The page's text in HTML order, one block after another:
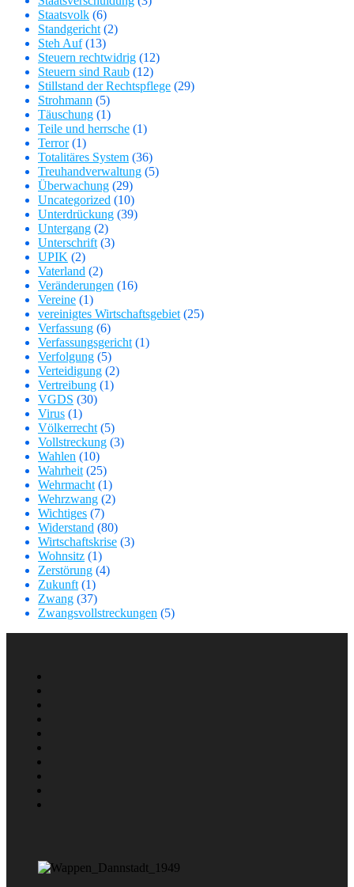
Staatsvolk (6)
Standgericht (2)
Steh Auf(13)
Steuern rechtwidrig (12)
Steuern sind Raub (12)
Stillstand der Rechtspflege (29)
Strohmann (5)
Täuschung (1)
Teile und herrsche (1)
Terror(1)
Totalitäres System (36)
Treuhandverwaltung (5)
Überwachung (29)
Uncategorized (10)
Unterdrückung (39)
Untergang (2)
Unterschrift (3)
UPIK (2)
Vaterland (2)
Veränderungen (16)
Vereine (1)
vereinigtes Wirtschaftsgebiet (25)
Verfassung (6)
Verfassungsgericht (1)
Verfolgung (5)
Verteidigung (2)
Vertreibung (1)
VGDS (30)
Virus (1)
Völkerrecht (5)
Vollstreckung (3)
Wahlen (10)
Wahrheit (25)
Wehrmacht (1)
Wehrzwang (2)
Wichtiges (7)
Widerstand (80)
Wirtschaftskrise (3)
Wohnsitz (1)
Zerstörung (4)
Zukunft (1)
Zwang (37)
Zwangsvollstreckungen (5)